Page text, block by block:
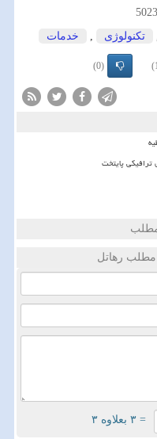
5023
تكنولوژی , خدمات
(0)
ترافیکی پایتخت
مطلب
مطلب رهاتل
= ۳ بعلاوه ۳